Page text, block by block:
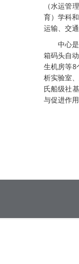
（水运管
育）学科
运输、交
中心
箱码头自
生机房等8
析实验室
氏船级社
与促进作用